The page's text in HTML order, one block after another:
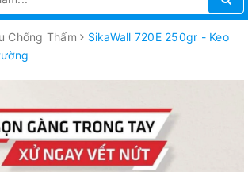
Chống Thấm
SikaWall 720E 250gr - Keo